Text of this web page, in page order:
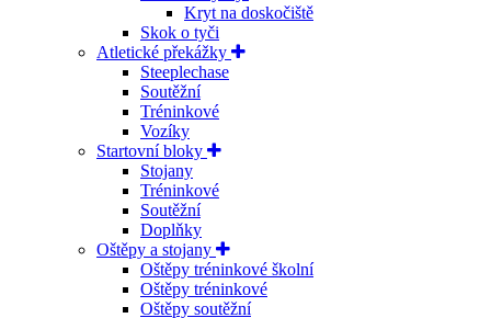
Kryt na doskočiště
Skok o tyči
Atletické překážky
Steeplechase
Soutěžní
Tréninkové
Vozíky
Startovní bloky
Stojany
Tréninkové
Soutěžní
Doplňky
Oštěpy a stojany
Oštěpy tréninkové školní
Oštěpy tréninkové
Oštěpy soutěžní